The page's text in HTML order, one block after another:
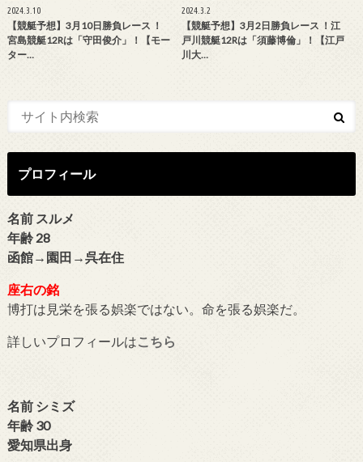
2024.3.10
【競艇予想】3月10日勝負レース ！
宮島競艇12Rは「守田俊介」！【モー
ター…
2024.3.2
【競艇予想】3月2日勝負レース ！江
戸川競艇12Rは「須藤博倫」！【江戸
川大…
プロフィール
名前 スルメ
年齢 28
函館→園田→呉在住
座右の銘
博打は見栄を張る娯楽ではない。命を張る娯楽だ。
詳しいプロフィールはこちら
名前 シミズ
年齢 30
愛知県出身